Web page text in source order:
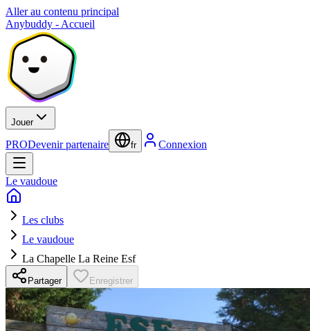
Aller au contenu principal
Anybuddy - Accueil
Jouer
PRODevenir partenaire fr Connexion
Le vaudoue
Les clubs
Le vaudoue
La Chapelle La Reine Esf
Partager Enregistrer